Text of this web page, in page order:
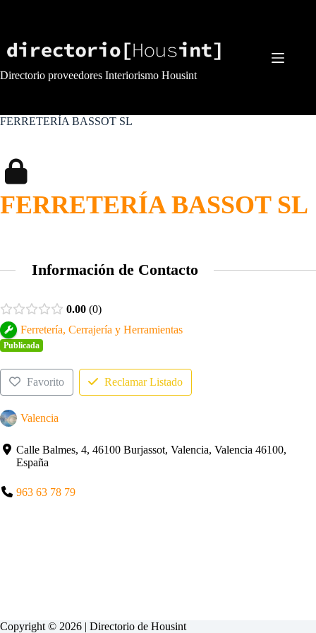
Directorio proveedores Interiorismo Housint
FERRETERÍA BASSOT SL
FERRETERÍA BASSOT SL
Información de Contacto
0.00 0
Ferretería, Cerrajería y Herramientas
Publicada
Favorito Reclamar Listado
Valencia
Calle Balmes, 4, 46100 Burjassot, Valencia, Valencia 46100,
España
963 63 78 79
Copyright © 2026 | Directorio de Housint